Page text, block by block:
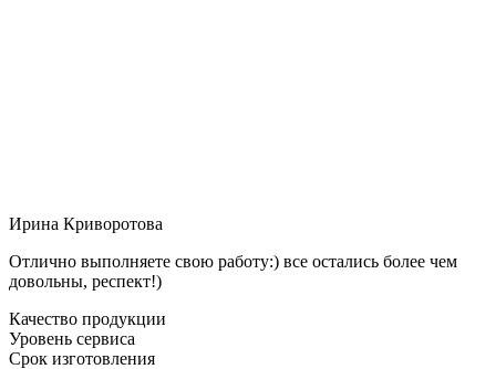
Ирина Криворотова
Отлично выполняете свою работу:) все остались более чем
довольны, респект!)
Качество продукции
Уровень сервиса
Срок изготовления